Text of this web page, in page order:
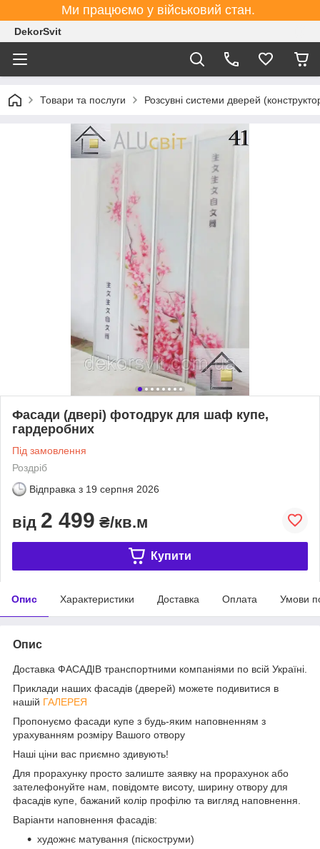
Ми працюємо у військовий стан.
DekorSvit
Товари та послуги Розсувні системи дверей
Фасади (двері) фотодрук для шаф купе,
гардеробних
Під замовлення
Роздріб
Відправка з 19 серпня 2026
від 2 499 ₴/кв.м
Купити
Опис Характеристики Доставка Оплата Умови
Опис
Доставка ФАСАДІВ транспортними компаніями по всій Україні.
Приклади наших фасадів (дверей) можете подивитися в
нашій ГАЛЕРЕЯ
Пропонуємо фасади купе з будь-яким наповненням з
урахуванням розміру Вашого отвору
Наші ціни вас приємно здивують!
Для прорахунку просто залиште заявку на прорахунок або
зателефонуйте нам, повідомте висоту, ширину отвору для
фасадів купе, бажаний колір профілю та вигляд наповнення.
Варіанти наповнення фасадів:
художнє матування (піскоструми)